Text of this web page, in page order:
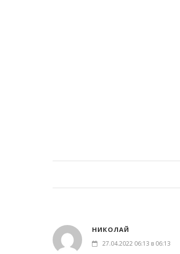
НИКОЛАЙ
27.04.2022 06:13 в 06:13